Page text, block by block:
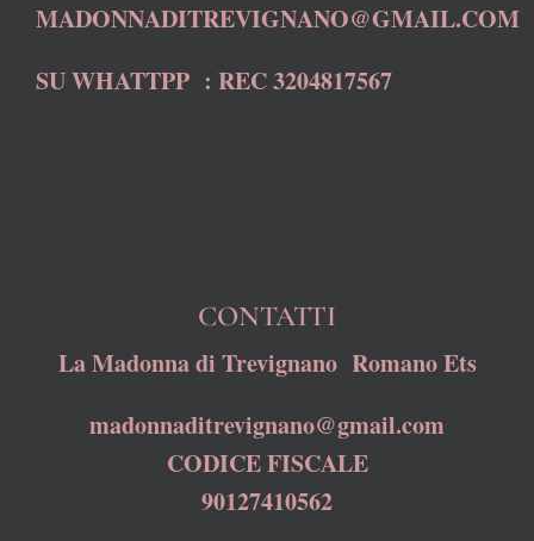
MADONNADITREVIGNANO@GMAIL.COM
SU WHATTPP : REC 3204817567
CONTATTI
La Madonna di Trevignano Romano Ets
madonnaditrevignano@gmail.com
CODICE FISCALE
90127410562